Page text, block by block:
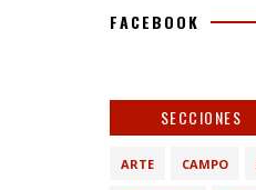
FACEBOOK
SECCIONES
ARTE CAMPO